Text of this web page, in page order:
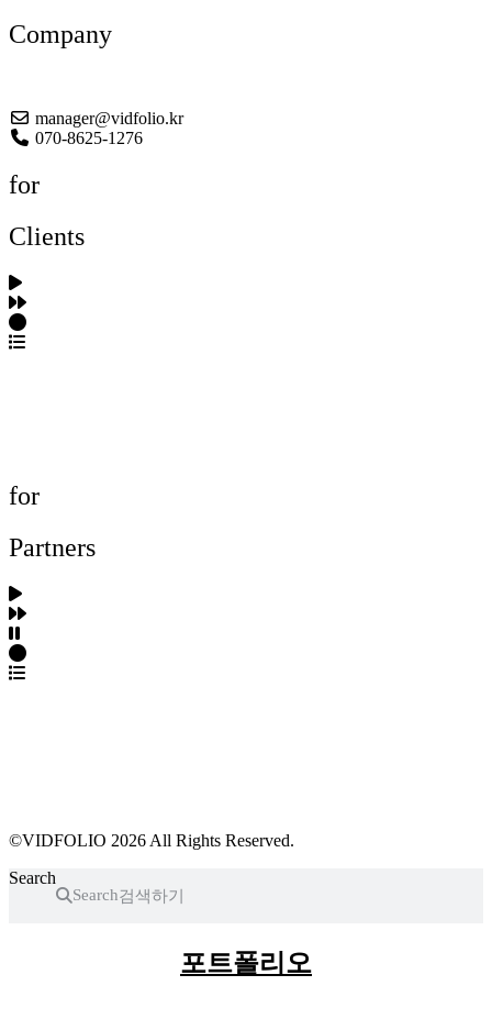
Company
manager@vidfolio.kr
070-8625-1276
for
Clients
for
Partners
©VIDFOLIO 2026 All Rights Reserved.
Search
Search
포트폴리오